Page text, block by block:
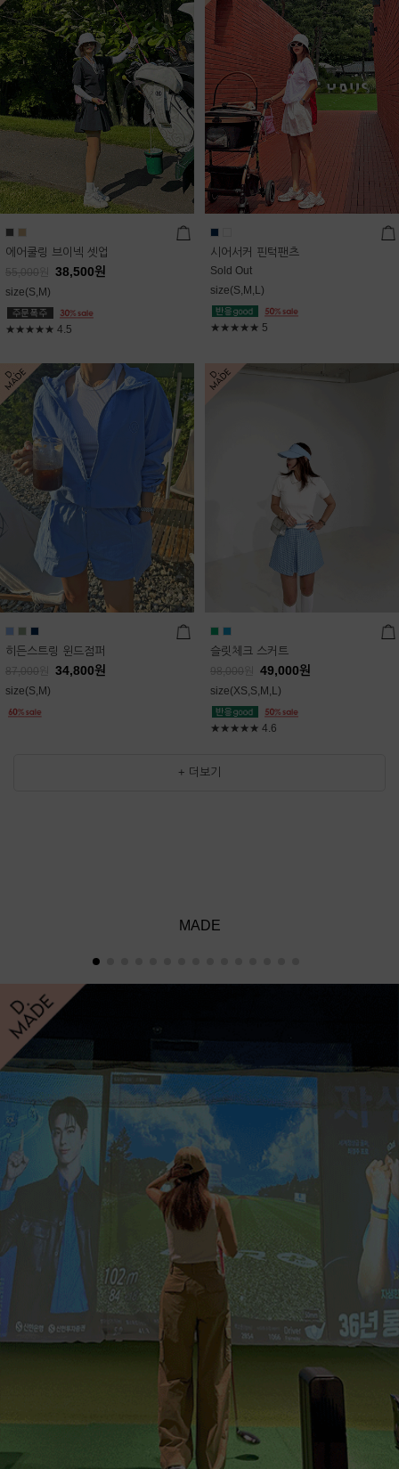
에어쿨링 브이넥 셋업
55,000 38,500원
size(S,M)
★★★★★ 4.5
시어서커 핀턱팬츠
Sold Out
size(S,M,L)
★★★★★ 5
히든스트링 윈드점퍼
87,000 34,800원
size(S,M)
슬릿체크 스커트
98,000 49,000원
size(XS,S,M,L)
★★★★★ 4.6
+ 더보기
MADE